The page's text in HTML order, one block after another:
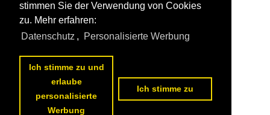
stimmen Sie der Verwendung von Cookies
zu. Mehr erfahren:
Datenschutz , Personalisierte Werbung
Ich stimme zu und
erlaube
personalisierte
Werbung
Ich stimme zu